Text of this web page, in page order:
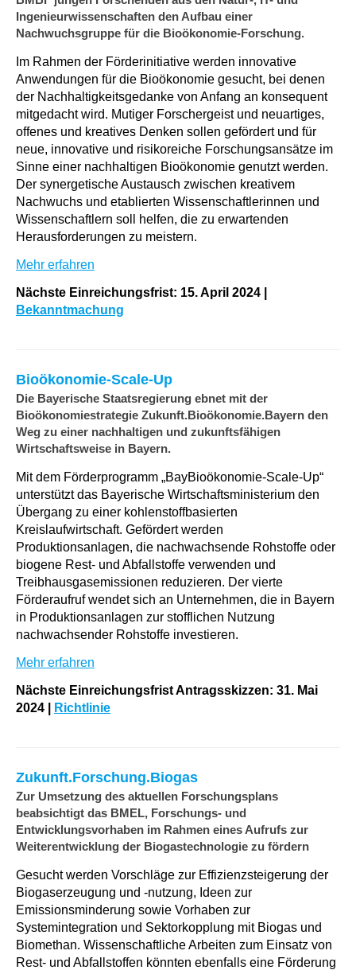
Ingenieurwissenschaften den Aufbau einer
Nachwuchsgruppe für die Bioökonomie-Forschung.
Im Rahmen der Förderinitiative werden innovative
Anwendungen für die Bioökonomie gesucht, bei denen
der Nachhaltigkeitsgedanke von Anfang an konsequent
mitgedacht wird. Mutiger Forschergeist und neuartiges,
offenes und kreatives Denken sollen gefördert und für
neue, innovative und risikoreiche Forschungsansätze im
Sinne einer nachhaltigen Bioökonomie genutzt werden.
Der synergetische Austausch zwischen kreativem
Nachwuchs und etablierten Wissenschaftlerinnen und
Wissenschaftlern soll helfen, die zu erwartenden
Herausforderungen zu meistern.
Mehr erfahren
Nächste Einreichungsfrist: 15. April 2024
Bekanntmachung
Bioökonomie-Scale-Up
Die Bayerische Staatsregierung ebnet mit der
Bioökonomiestrategie Zukunft.Bioökonomie.Bayern den
Weg zu einer nachhaltigen und zukunftsfähigen
Wirtschaftsweise in Bayern.
Mit dem Förderprogramm „BayBioökonomie-Scale-Up“
unterstützt das Bayerische Wirtschaftsministerium den
Übergang zu einer kohlenstoffbasierten
Kreislaufwirtschaft. Gefördert werden
Produktionsanlagen, die nachwachsende Rohstoffe oder
biogene Rest- und Abfallstoffe verwenden und
Treibhausgasemissionen reduzieren. Der vierte
Förderaufruf wendet sich an Unternehmen, die in Bayern
in Produktionsanlagen zur stofflichen Nutzung
nachwachsender Rohstoffe investieren.
Mehr erfahren
Nächste Einreichungsfrist Antragsskizzen: 31. Mai
2024
Richtlinie
Zukunft.Forschung.Biogas
Zur Umsetzung des aktuellen Forschungsplans
beabsichtigt das BMEL, Forschungs- und
Entwicklungsvorhaben im Rahmen eines Aufrufs zur
Weiterentwicklung der Biogastechnologie zu fördern
Gesucht werden Vorschläge zur Effizienzsteigerung der
Biogaserzeugung und -nutzung, Ideen zur
Emissionsminderung sowie Vorhaben zur
Systemintegration und Sektorkopplung mit Biogas und
Biomethan. Wissenschaftliche Arbeiten zum Einsatz von
Rest- und Abfallstoffen könnten ebenfalls eine Förderung